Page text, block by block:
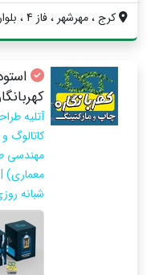
کرج ، مهرشهر ، فاز 4 ، بلوار رزهبان
آتلیه
کاتالوگ
مهندسی
معماری)
شبانه